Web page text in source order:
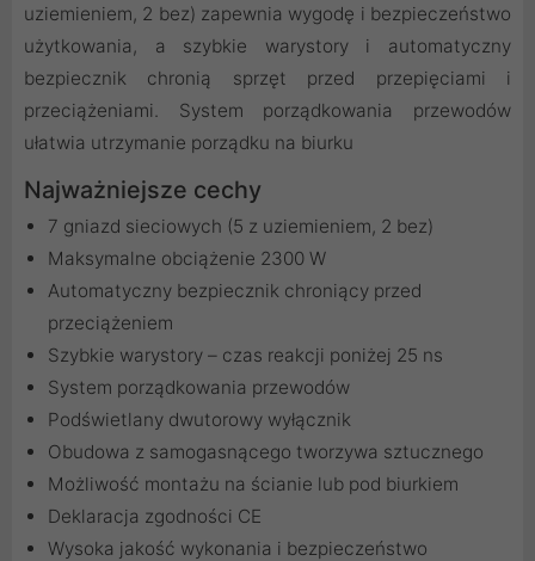
uziemieniem, 2 bez) zapewnia wygodę i bezpieczeństwo
użytkowania, a szybkie warystory i automatyczny
bezpiecznik chronią sprzęt przed przepięciami i
przeciążeniami. System porządkowania przewodów
ułatwia utrzymanie porządku na biurku
Najważniejsze cechy
7 gniazd sieciowych (5 z uziemieniem, 2 bez)
Maksymalne obciążenie 2300 W
Automatyczny bezpiecznik chroniący przed
przeciążeniem
Szybkie warystory – czas reakcji poniżej 25 ns
System porządkowania przewodów
Podświetlany dwutorowy wyłącznik
Obudowa z samogasnącego tworzywa sztucznego
Możliwość montażu na ścianie lub pod biurkiem
Deklaracja zgodności CE
Wysoka jakość wykonania i bezpieczeństwo